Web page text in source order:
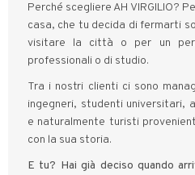
Perché scegliere AH VIRGILIO?
casa, che tu decida di fermarti
visitare la città o per un
professionali o di studio.
Tra i nostri clienti ci sono
ingegneri, studenti
e naturalmente turisti
con la sua storia.
E tu? Hai già deciso quando